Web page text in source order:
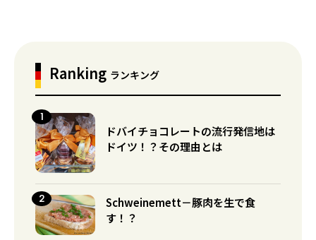
Ranking ランキング
ドバイチョコレートの流行発信地は
ドイツ！？その理由とは
Schweinemett－豚肉を生で食
す！？